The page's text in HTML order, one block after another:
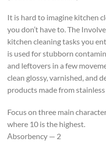
It is hard to imagine kitchen
you don’t have to. The
kitchen cleaning tasks you
is used for stubborn
and leftovers in a few
clean glossy, varnished, and
products made from
Focus on three main
where 10 is the highest.
Аbsorbency — 2